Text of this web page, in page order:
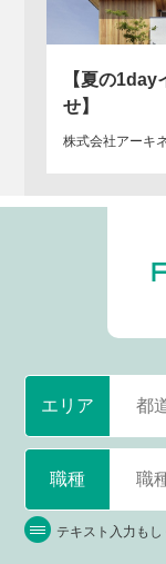
【夏の
せ】
株式会社アーキ
エリア
テキスト入力も
職種